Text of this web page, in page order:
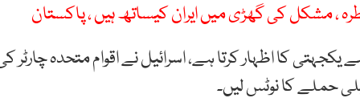
، مشکل کی گھڑی میں ایران کیساتھ ہیں ، پاکستان
یکجہتی کا اظہار کرتا ہے، اسرائیل نے اقوام متحدہ چارٹر
حملے کا نوٹس لیں۔